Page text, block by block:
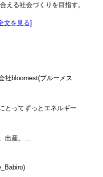
える社会づくりを目指す。
文を見る]
社bloomest(ブルーメス
とってずっとエネルギー
出産。…